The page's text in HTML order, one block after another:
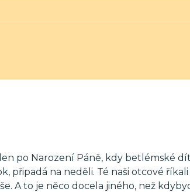
po Narození Páně, kdy betlémské
připadá na neděli. Té naši otcové říkali
A to je něco docela jiného, než